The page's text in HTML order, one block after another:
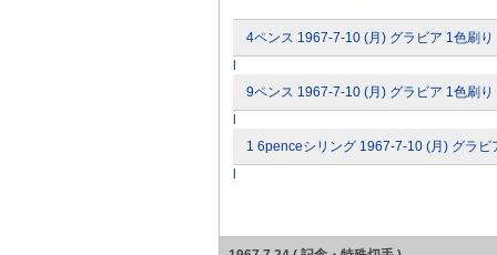
4ペンス 1967-7-10 (月) グラビア 1色刷り
9ペンス 1967-7-10 (月) グラビア 1色刷り
1 6penceシリング 1967-7-10 (月) グラビ